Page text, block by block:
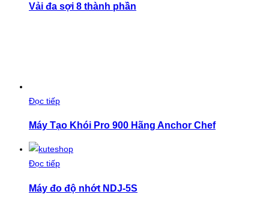
Vải đa sợi 8 thành phần
Đọc tiếp
Máy Tạo Khói Pro 900 Hãng Anchor Chef
Đọc tiếp
Máy đo độ nhớt NDJ-5S